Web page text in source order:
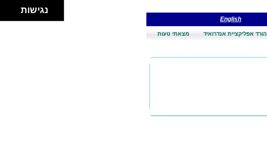
English
הורד אפליקציית אנדרואיד מצאתי טעות
נגישות